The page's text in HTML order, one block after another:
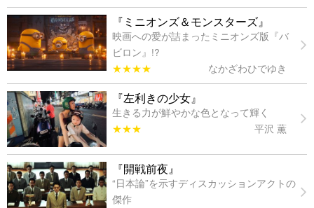
『ミニオンズ＆モンスターズ』
映画への愛が詰まったミニオンズ版『バ
ビロン』!?
★★★★
なかざわひでゆき
『左利きの少女』
生きる力が鮮やかな色となって輝く
★★★
平沢 薫
『開戦前夜』
“日本論”を示すディスカッションアクトの
傑作